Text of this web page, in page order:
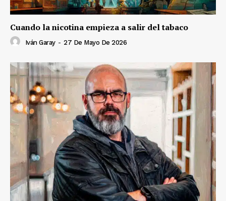
Cuando la nicotina empieza a salir del tabaco
Iván Garay - 27 De Mayo De 2026